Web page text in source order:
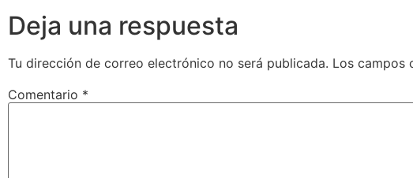
Deja una respuesta
Tu dirección de correo electrónico no será publicada. Los campos
Comentario *